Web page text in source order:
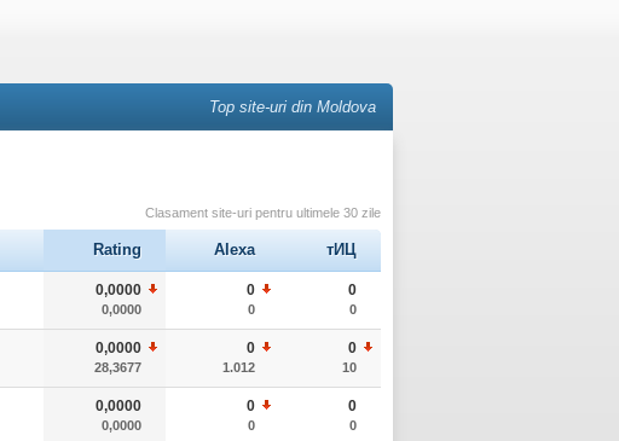
Top site-uri din Moldova
Clasament site-uri pentru ultimele 30 zile
Rating Alexa тИЦ
0,0000
0,0000
0
0
0
0
0,0000
28,3677
0
1.012
0
10
0,0000
0,0000
0
0
0
0